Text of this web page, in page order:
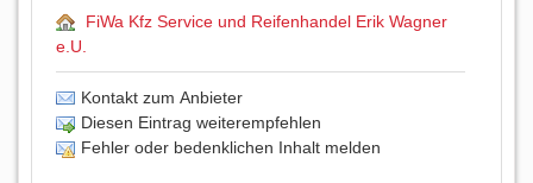
FiWa Kfz Service und Reifenhandel Erik Wagner
e.U.
Kontakt zum Anbieter
Diesen Eintrag weiterempfehlen
Fehler oder bedenklichen Inhalt melden